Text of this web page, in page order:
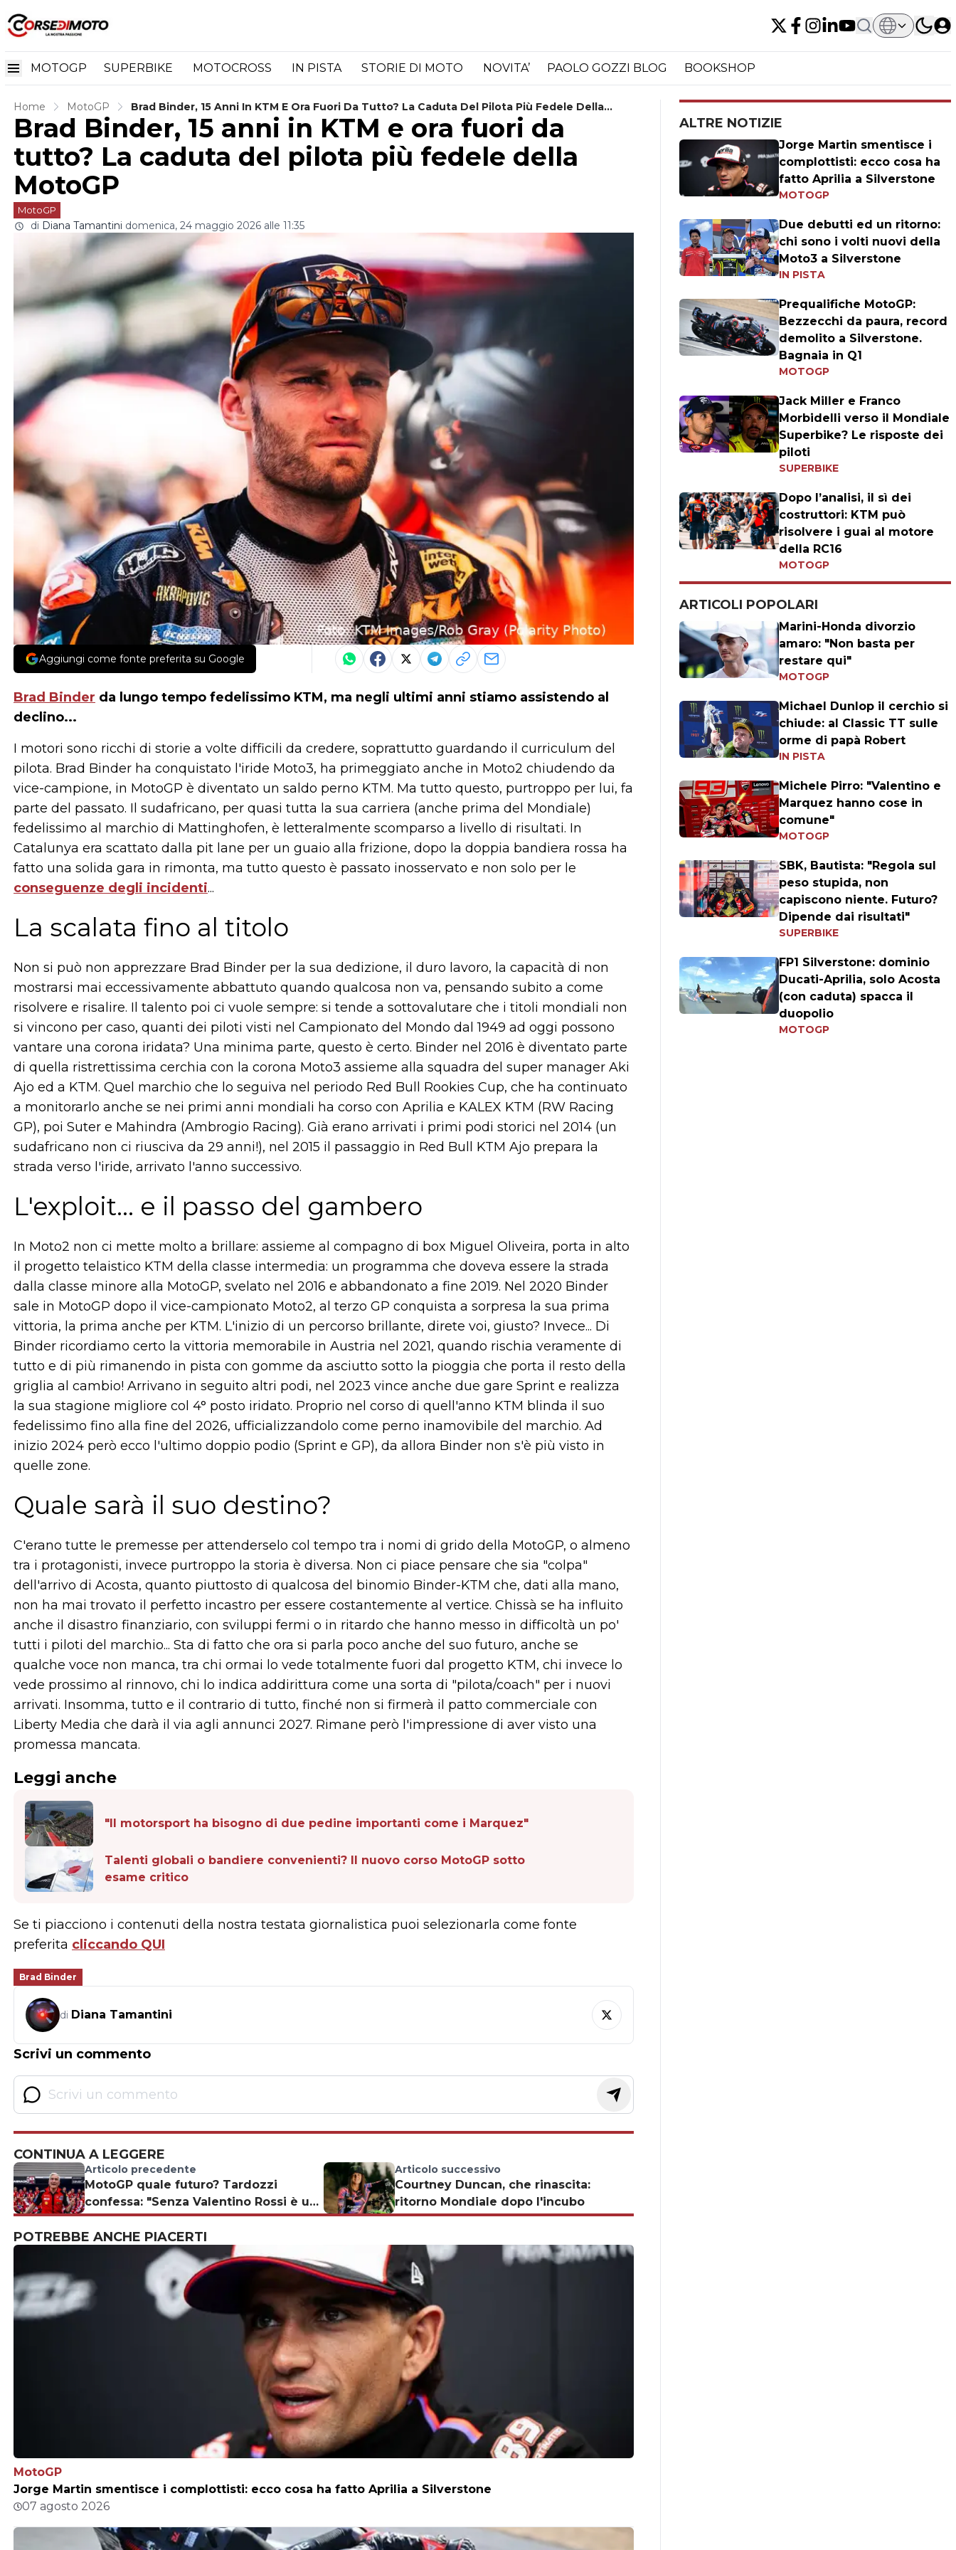
MOTOGP SUPERBIKE MOTOCROSS IN PISTA STORIE DI MOTO NOVITA’ PAOLO GOZZI BLOG BOOKSHOP
Home MotoGP
Brad Binder, 15 Anni In KTM E Ora Fuori Da Tutto? La Caduta Del Pilota Più Fedele Della
MotoGP
Brad Binder, 15 anni in KTM e ora fuori da
tutto? La caduta del pilota più fedele della
MotoGP
MotoGP
di Diana Tamantini domenica, 24 maggio 2026 alle 11:35
Aggiungi come fonte preferita su Google
Brad Binder da lungo tempo fedelissimo KTM, ma negli ultimi anni stiamo assistendo al
declino...
I motori sono ricchi di storie a volte difficili da credere, soprattutto guardando il curriculum del
pilota. Brad Binder ha conquistato l'iride Moto3, ha primeggiato anche in Moto2 chiudendo da
vice-campione, in MotoGP è diventato un saldo perno KTM. Ma tutto questo, purtroppo per lui, fa
parte del passato. Il sudafricano, per quasi tutta la sua carriera (anche prima del Mondiale)
fedelissimo al marchio di Mattinghofen, è letteralmente scomparso a livello di risultati. In
Catalunya era scattato dalla pit lane per un guaio alla frizione, dopo la doppia bandiera rossa ha
fatto una solida gara in rimonta, ma tutto questo è passato inosservato e non solo per le
conseguenze degli incidenti...
La scalata fino al titolo
Non si può non apprezzare Brad Binder per la sua dedizione, il duro lavoro, la capacità di non
mostrarsi mai eccessivamente abbattuto quando qualcosa non va, pensando subito a come
risolvere e risalire. Il talento poi ci vuole sempre: si tende a sottovalutare che i titoli mondiali non
si vincono per caso, quanti dei piloti visti nel Campionato del Mondo dal 1949 ad oggi possono
vantare una corona iridata? Una minima parte, questo è certo. Binder nel 2016 è diventato parte
di quella ristrettissima cerchia con la corona Moto3 assieme alla squadra del super manager Aki
Ajo ed a KTM. Quel marchio che lo seguiva nel periodo Red Bull Rookies Cup, che ha continuato
a monitorarlo anche se nei primi anni mondiali ha corso con Aprilia e KALEX KTM (RW Racing
GP), poi Suter e Mahindra (Ambrogio Racing). Già erano arrivati i primi podi storici nel 2014 (un
sudafricano non ci riusciva da 29 anni!), nel 2015 il passaggio in Red Bull KTM Ajo prepara la
strada verso l'iride, arrivato l'anno successivo.
L'exploit... e il passo del gambero
In Moto2 non ci mette molto a brillare: assieme al compagno di box Miguel Oliveira, porta in alto
il progetto telaistico KTM della classe intermedia: un programma che doveva essere la strada
dalla classe minore alla MotoGP, svelato nel 2016 e abbandonato a fine 2019. Nel 2020 Binder
sale in MotoGP dopo il vice-campionato Moto2, al terzo GP conquista a sorpresa la sua prima
vittoria, la prima anche per KTM. L'inizio di un percorso brillante, direte voi, giusto? Invece... Di
Binder ricordiamo certo la vittoria memorabile in Austria nel 2021, quando rischia veramente di
tutto e di più rimanendo in pista con gomme da asciutto sotto la pioggia che porta il resto della
griglia al cambio! Arrivano in seguito altri podi, nel 2023 vince anche due gare Sprint e realizza
la sua stagione migliore col 4° posto iridato. Proprio nel corso di quell'anno KTM blinda il suo
fedelissimo fino alla fine del 2026, ufficializzandolo come perno inamovibile del marchio. Ad
inizio 2024 però ecco l'ultimo doppio podio (Sprint e GP), da allora Binder non s'è più visto in
quelle zone.
Quale sarà il suo destino?
C'erano tutte le premesse per attenderselo col tempo tra i nomi di grido della MotoGP, o almeno
tra i protagonisti, invece purtroppo la storia è diversa. Non ci piace pensare che sia "colpa"
dell'arrivo di Acosta, quanto piuttosto di qualcosa del binomio Binder-KTM che, dati alla mano,
non ha mai trovato il perfetto incastro per essere costantemente al vertice. Chissà se ha influito
anche il disastro finanziario, con sviluppi fermi o in ritardo che hanno messo in difficoltà un po'
tutti i piloti del marchio... Sta di fatto che ora si parla poco anche del suo futuro, anche se
qualche voce non manca, tra chi ormai lo vede totalmente fuori dal progetto KTM, chi invece lo
vede prossimo al rinnovo, chi lo indica addirittura come una sorta di "pilota/coach" per i nuovi
arrivati. Insomma, tutto e il contrario di tutto, finché non si firmerà il patto commerciale con
Liberty Media che darà il via agli annunci 2027. Rimane però l'impressione di aver visto una
promessa mancata.
Leggi anche
"Il motorsport ha bisogno di due pedine importanti come i Marquez"
Talenti globali o bandiere convenienti? Il nuovo corso MotoGP sotto
esame critico
Se ti piacciono i contenuti della nostra testata giornalistica puoi selezionarla come fonte
preferita cliccando QUI
Brad Binder
di Diana Tamantini
Scrivi un commento
CONTINUA A LEGGERE
Articolo precedente
MotoGP quale futuro? Tardozzi
confessa: "Senza Valentino Rossi è un
problema"
Articolo successivo
Courtney Duncan, che rinascita:
ritorno Mondiale dopo l'incubo
POTREBBE ANCHE PIACERTI
MotoGP
Jorge Martin smentisce i complottisti: ecco cosa ha fatto Aprilia a Silverstone
07 agosto 2026
ALTRE NOTIZIE
Jorge Martin smentisce i
complottisti: ecco cosa ha
fatto Aprilia a Silverstone
MOTOGP
Due debutti ed un ritorno:
chi sono i volti nuovi della
Moto3 a Silverstone
IN PISTA
Prequalifiche MotoGP:
Bezzecchi da paura, record
demolito a Silverstone.
Bagnaia in Q1
MOTOGP
Jack Miller e Franco
Morbidelli verso il Mondiale
Superbike? Le risposte dei
piloti
SUPERBIKE
Dopo l’analisi, il sì dei
costruttori: KTM può
risolvere i guai al motore
della RC16
MOTOGP
ARTICOLI POPOLARI
Marini-Honda divorzio
amaro: "Non basta per
restare qui"
MOTOGP
Michael Dunlop il cerchio si
chiude: al Classic TT sulle
orme di papà Robert
IN PISTA
Michele Pirro: "Valentino e
Marquez hanno cose in
comune"
MOTOGP
SBK, Bautista: "Regola sul
peso stupida, non
capiscono niente. Futuro?
Dipende dai risultati"
SUPERBIKE
FP1 Silverstone: dominio
Ducati-Aprilia, solo Acosta
(con caduta) spacca il
duopolio
MOTOGP